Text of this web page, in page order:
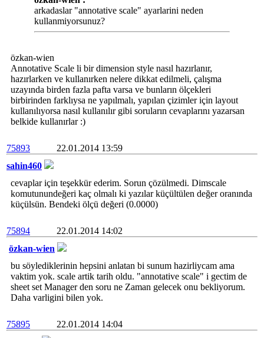
arkadaslar "annotative scale" ayarlarini neden
kullanmiyorsunuz?
özkan-wien
Annotative Scale li bir dimension style nasıl hazırlanır,
hazırlarken ve kullanırken nelere dikkat edilmeli, çalışma
uzayında birden fazla pafta varsa ve bunların ölçekleri
birbirinden farklıysa ne yapılmalı, yapılan çizimler için layout
kullanılıyorsa nasıl kullanılır gibi soruların cevaplarını yazarsan
belkide kullanırlar :)
75893
22.01.2014 13:59
sahin460
cevaplar için teşekkür ederim. Sorun çözülmedi. Dimscale
komutunundeğeri kaç olmalı ki yazılar küçültülen değer oranında
küçülsün. Bendeki ölçü değeri (0.0000)
75894
22.01.2014 14:02
özkan-wien
bu söylediklerinin hepsini anlatan bi sunum hazirliycam ama
vaktim yok. scale artik tarih oldu. "annotative scale" i gectim de
sheet set Manager den soru ne Zaman gelecek onu bekliyorum.
Daha varligini bilen yok.
75895
22.01.2014 14:04